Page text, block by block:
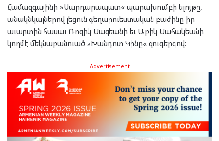
Հա­մազ­գա­յի­նի »Սար­դա­րա­պատ« պա­րա­խում­բի ելոյ­թը,
անակն­կալ­նե­րով լե­ցուն գե­ղար­ուես­տա­կան բա­ժի­նը իր
աւար­տին հա­սաւ Ռո­զիկ Սազ­եա­նի եւ Աբիկ Սա­հակ­եա­նի
կող­մէ մեկ­նա­բան­ուած »Խան­դոտ Կի­նը« զու­գեր­գով:
Advertisement